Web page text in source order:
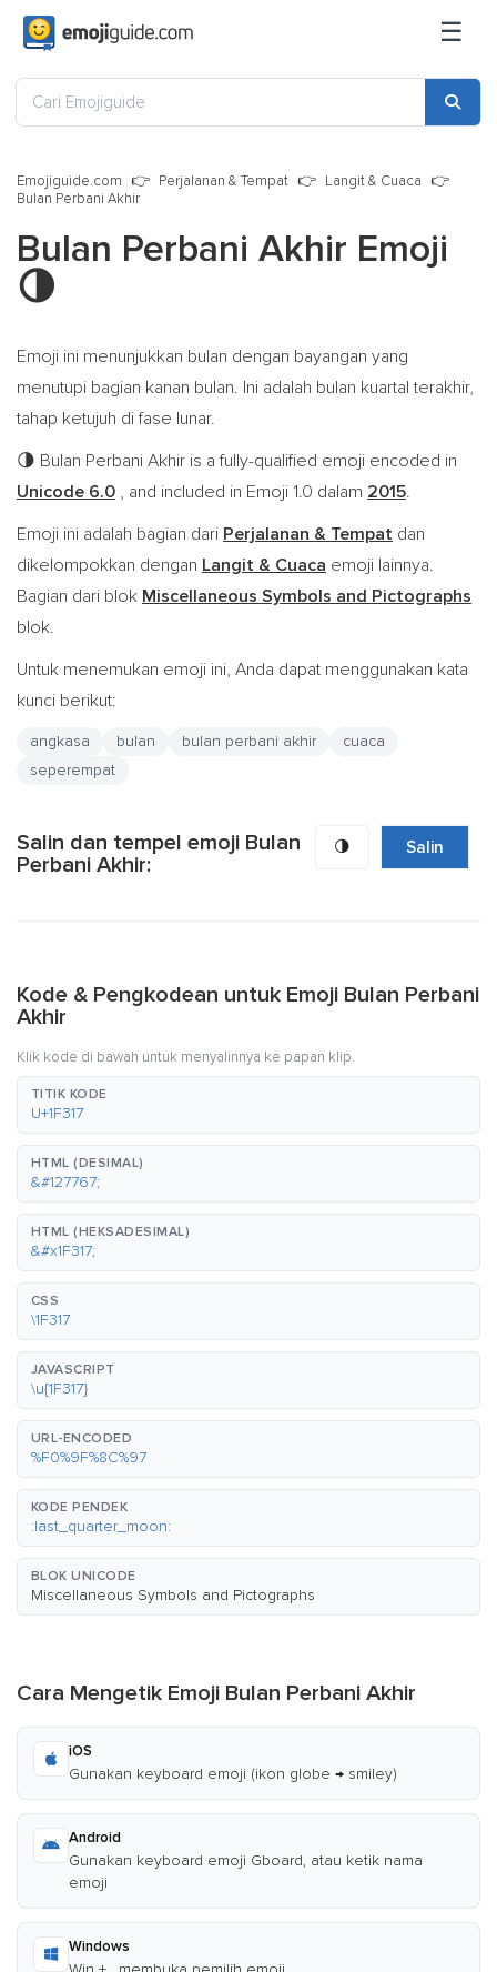
☰
Emojiguide.com Perjalanan & Tempat
Langit & Cuaca
Bulan Perbani Akhir
Bulan Perbani Akhir Emoji
🌗
Emoji ini menunjukkan bulan dengan bayangan yang
menutupi bagian kanan bulan. Ini adalah bulan kuartal terakhir,
tahap ketujuh di fase lunar.
🌗 Bulan Perbani Akhir is a fully-qualified emoji encoded in
Unicode 6.0 , and included in Emoji 1.0 dalam 2015.
Emoji ini adalah bagian dari Perjalanan & Tempat dan
dikelompokkan dengan Langit & Cuaca emoji lainnya.
Bagian dari blok Miscellaneous Symbols and Pictographs
blok.
Untuk menemukan emoji ini, Anda dapat menggunakan kata
kunci berikut:
angkasa bulan bulan perbani akhir
cuaca
seperempat
Salin dan tempel emoji Bulan
Perbani Akhir:
🌗 Salin
Kode & Pengkodean untuk Emoji Bulan Perbani
Akhir
Klik kode di bawah untuk menyalinnya ke papan klip.
TITIK KODE
U+1F317
HTML (DESIMAL)
&#127767;
HTML (HEKSADESIMAL)
&#x1F317;
CSS
\1F317
JAVASCRIPT
\u{1F317}
URL-ENCODED
%F0%9F%8C%97
KODE PENDEK
:last_quarter_moon:
BLOK UNICODE
Miscellaneous Symbols and Pictographs
Cara Mengetik Emoji Bulan Perbani Akhir
iOS
Gunakan keyboard emoji (ikon globe → smiley)
Android
Gunakan keyboard emoji Gboard, atau ketik nama
emoji
Windows